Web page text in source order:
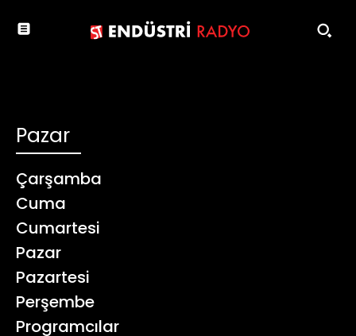
Pazar
Çarşamba
Cuma
Cumartesi
Pazar
Pazartesi
Perşembe
Programcılar